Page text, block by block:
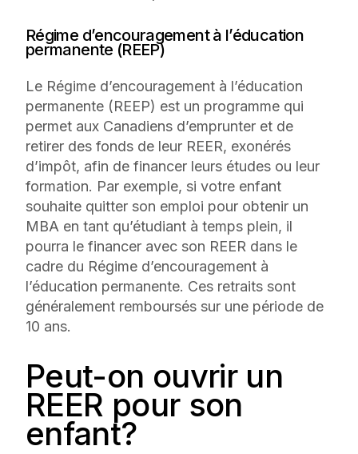
Régime d’encouragement à l’éducation
permanente (REEP)
Le Régime d’encouragement à l’éducation
permanente (REEP) est un programme qui
permet aux Canadiens d’emprunter et de
retirer des fonds de leur REER, exonérés
d’impôt, afin de financer leurs études ou leur
formation. Par exemple, si votre enfant
souhaite quitter son emploi pour obtenir un
MBA en tant qu’étudiant à temps plein, il
pourra le financer avec son REER dans le
cadre du Régime d’encouragement à
l’éducation permanente. Ces retraits sont
généralement remboursés sur une période de
10 ans.
Peut-on ouvrir un
REER pour son
enfant?